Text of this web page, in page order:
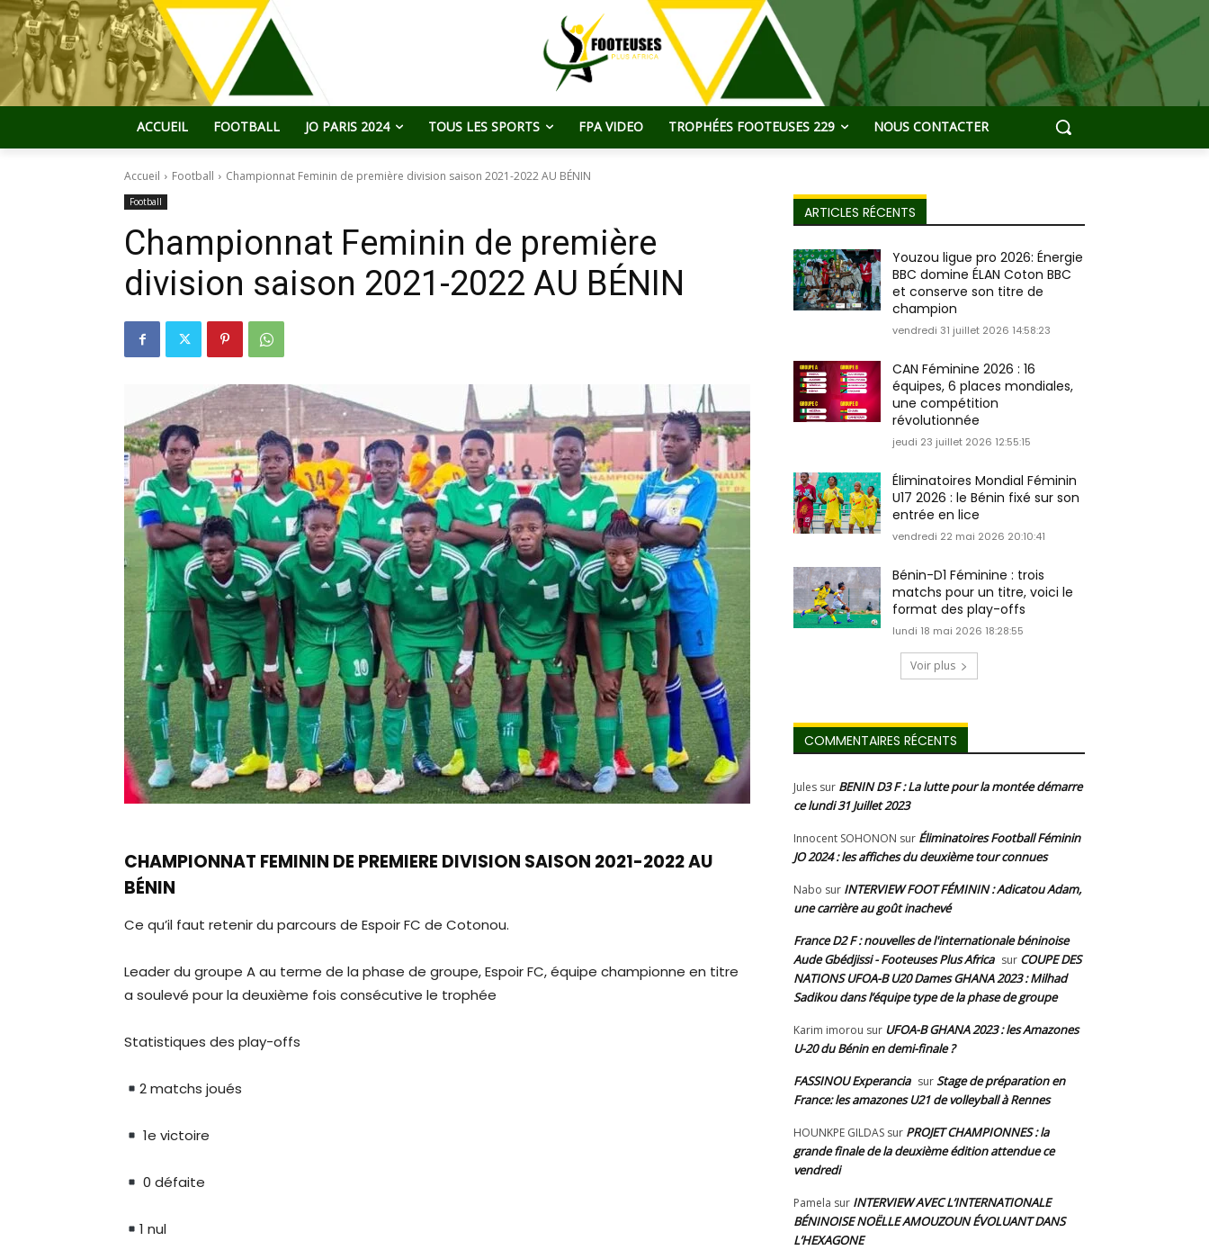
ACCUEIL FOOTBALL JO PARIS 2024 TOUS LES SPORTS FPA VIDEO TROPHÉES FOOTEUSES 229 NOUS CONTACTER
Accueil Football Championnat Feminin de première division saison 2021-2022 AU BÉNIN
Football
Championnat Feminin de première
division saison 2021-2022 AU BÉNIN
CHAMPIONNAT FEMININ DE PREMIERE DIVISION SAISON 2021-2022 AU
BÉNIN
Ce qu’il faut retenir du parcours de Espoir FC de Cotonou.
Leader du groupe A au terme de la phase de groupe, Espoir FC, équipe championne en titre
a soulevé pour la deuxième fois consécutive le trophée
Statistiques des play-offs
2 matchs joués
1e victoire
0 défaite
1 nul
ARTICLES RÉCENTS
Youzou ligue pro 2026: Énergie
BBC domine ÉLAN Coton BBC
et conserve son titre de
champion
vendredi 31 juillet 2026 14:58:23
CAN Féminine 2026 : 16
équipes, 6 places mondiales,
une compétition
révolutionnée
jeudi 23 juillet 2026 12:55:15
Éliminatoires Mondial Féminin
U17 2026 : le Bénin fixé sur son
entrée en lice
vendredi 22 mai 2026 20:10:41
Bénin-D1 Féminine : trois
matchs pour un titre, voici le
format des play-offs
lundi 18 mai 2026 18:28:55
Voir plus
COMMENTAIRES RÉCENTS
Jules sur BENIN D3 F : La lutte pour la montée démarre
ce lundi 31 Juillet 2023
Innocent SOHONON sur Éliminatoires Football Féminin
JO 2024 : les affiches du deuxième tour connues
Nabo sur INTERVIEW FOOT FÉMININ : Adicatou Adam,
une carrière au goût inachevé
France D2 F : nouvelles de l'internationale béninoise
Aude Gbédjissi - Footeuses Plus Africa sur COUPE DES
NATIONS UFOA-B U20 Dames GHANA 2023 : Milhad
Sadikou dans l’équipe type de la phase de groupe
Karim imorou sur UFOA-B GHANA 2023 : les Amazones
U-20 du Bénin en demi-finale ?
FASSINOU Experancia surStage de préparation en
France: les amazones U21 de volleyball à Rennes
HOUNKPE GILDAS sur PROJET CHAMPIONNES : la
grande finale de la deuxième édition attendue ce
vendredi
Pamela sur INTERVIEW AVEC L’INTERNATIONALE
BÉNINOISE NOËLLE AMOUZOUN ÉVOLUANT DANS
L’HEXAGONE